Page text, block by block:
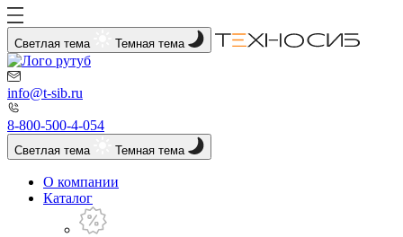
Светлая тема Темная тема
info@t-sib.ru
8-800-500-4-054
Светлая тема Темная тема
О компании
Каталог